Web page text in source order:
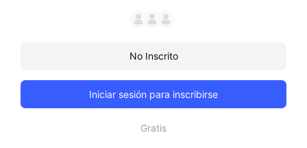
No Inscrito
Iniciar sesión para inscribirse
Gratis